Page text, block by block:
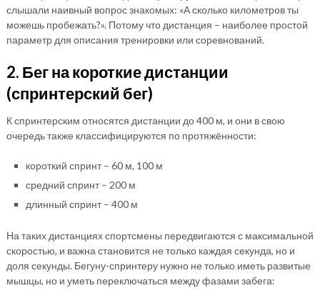
слышали наивный вопрос знакомых: «А сколько километров ты
можешь пробежать?». Потому что дистанция – наиболее простой
параметр для описания тренировки или соревнований.
2. Бег на короткие дистанции
(спринтерский бег)
К спринтерским относятся дистанции до 400 м, и они в свою
очередь также классифицируются по протяжённости:
короткий спринт – 60 м, 100 м
средний спринт – 200 м
длинный спринт – 400 м
На таких дистанциях спортсмены передвигаются с максимальной
скоростью, и важна становится не только каждая секунда, но и
доля секунды. Бегуну-спринтеру нужно не только иметь развитые
мышцы, но и уметь переключаться между фазами забега: